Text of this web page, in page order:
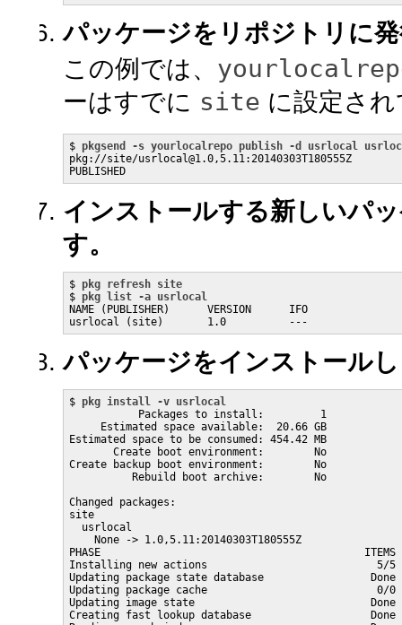
パッケージをリポジトリに
この例では、
ーはすでに site に設定さ
$ pkgsend -s yourlocalrepo publish -d usrlocal
pkg://site/usrlocal@1.0,5.11:20140303T180555Z
PUBLISHED
インストールする新しいパ
す。
$ pkg refresh site
$ pkg list -a usrlocal
NAME (PUBLISHER)      VERSION      IFO
usrlocal (site)       1.0          ---
パッケージをインストール
$ pkg install -v usrlocal
           Packages to install:         1
     Estimated space available:  20.66 GB
Estimated space to be consumed: 454.42 MB
       Create boot environment:        No
Create backup boot environment:        No
          Rebuild boot archive:        No
Changed packages:
site
  usrlocal
    None -> 1.0,5.11:20140303T180555Z
PHASE                                          ITEMS
Installing new actions                           5/5
Updating package state database                 Done
Updating package cache                           0/0
Updating image state                            Done
Creating fast lookup database                   Done